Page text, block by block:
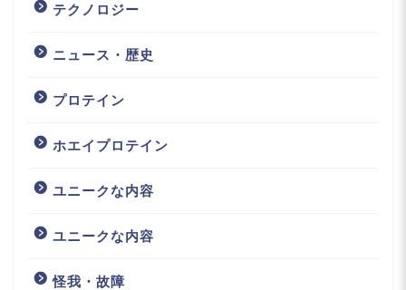
テクノロジー
ニュース・歴史
プロテイン
ホエイプロテイン
ユニークな内容
ユニークな内容
怪我・故障